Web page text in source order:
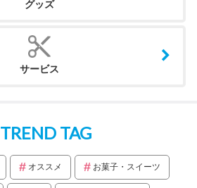
グッズ
サービス
TREND TAG
オススメ お菓子・スイーツ